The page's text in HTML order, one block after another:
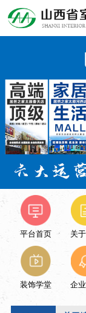
平台首页 关
装饰学堂 企